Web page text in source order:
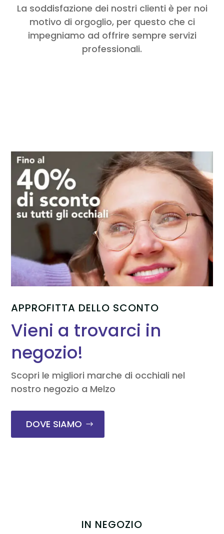
La soddisfazione dei nostri clienti è per noi
motivo di orgoglio, per questo che ci
impegniamo ad offrire sempre servizi
professionali.
APPROFITTA DELLO SCONTO
Vieni a trovarci in
negozio!
Scopri le migliori marche di occhiali nel
nostro negozio a Melzo
DOVE SIAMO
IN NEGOZIO